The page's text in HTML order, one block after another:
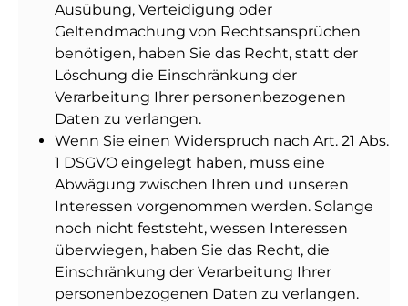
Ausübung, Verteidigung oder
Geltendmachung von Rechtsansprüchen
benötigen, haben Sie das Recht, statt der
Löschung die Einschränkung der
Verarbeitung Ihrer personenbezogenen
Daten zu verlangen.
Wenn Sie einen Widerspruch nach Art. 21 Abs.
1 DSGVO eingelegt haben, muss eine
Abwägung zwischen Ihren und unseren
Interessen vorgenommen werden. Solange
noch nicht feststeht, wessen Interessen
überwiegen, haben Sie das Recht, die
Einschränkung der Verarbeitung Ihrer
personenbezogenen Daten zu verlangen.